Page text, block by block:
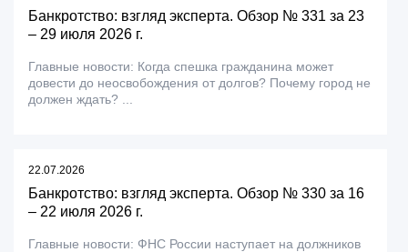
Банкротство: взгляд эксперта. Обзор № 331 за 23
– 29 июля 2026 г.
Главные новости: Когда спешка гражданина может
довести до неосвобождения от долгов? Почему город не
должен ждать? ...
22.07.2026
Банкротство: взгляд эксперта. Обзор № 330 за 16
– 22 июля 2026 г.
Главные новости: ФНС России наступает на должников